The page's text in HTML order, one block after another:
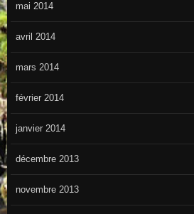
mai 2014
avril 2014
mars 2014
février 2014
janvier 2014
décembre 2013
novembre 2013